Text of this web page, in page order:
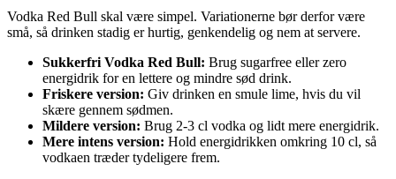
Vodka Red Bull skal være simpel. Variationerne bør derfor være
små, så drinken stadig er hurtig, genkendelig og nem at servere.
Sukkerfri Vodka Red Bull: Brug sugarfree eller zero
energidrik for en lettere og mindre sød drink.
Friskere version: Giv drinken en smule lime, hvis du vil
skære gennem sødmen.
Mildere version: Brug 2-3 cl vodka og lidt mere energidrik.
Mere intens version: Hold energidrikken omkring 10 cl, så
vodkaen træder tydeligere frem.